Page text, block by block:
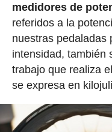
medidores de
referidos a la
nuestras pedaladas
intensidad, también
trabajo que realiza
se expresa en